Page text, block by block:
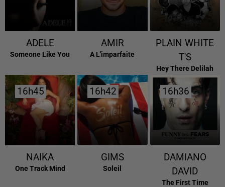
ADELE
Someone Like You
AMIR
A L'imparfaite
PLAIN WHITE
T'S
Hey There Delilah
16h45
16h45
NAIKA
One Track Mind
16h42
16h42
GIMS
Soleil
16h36
16h36
DAMIANO
DAVID
The First Time